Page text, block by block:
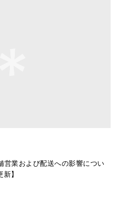
営業および配送への影響につい
】